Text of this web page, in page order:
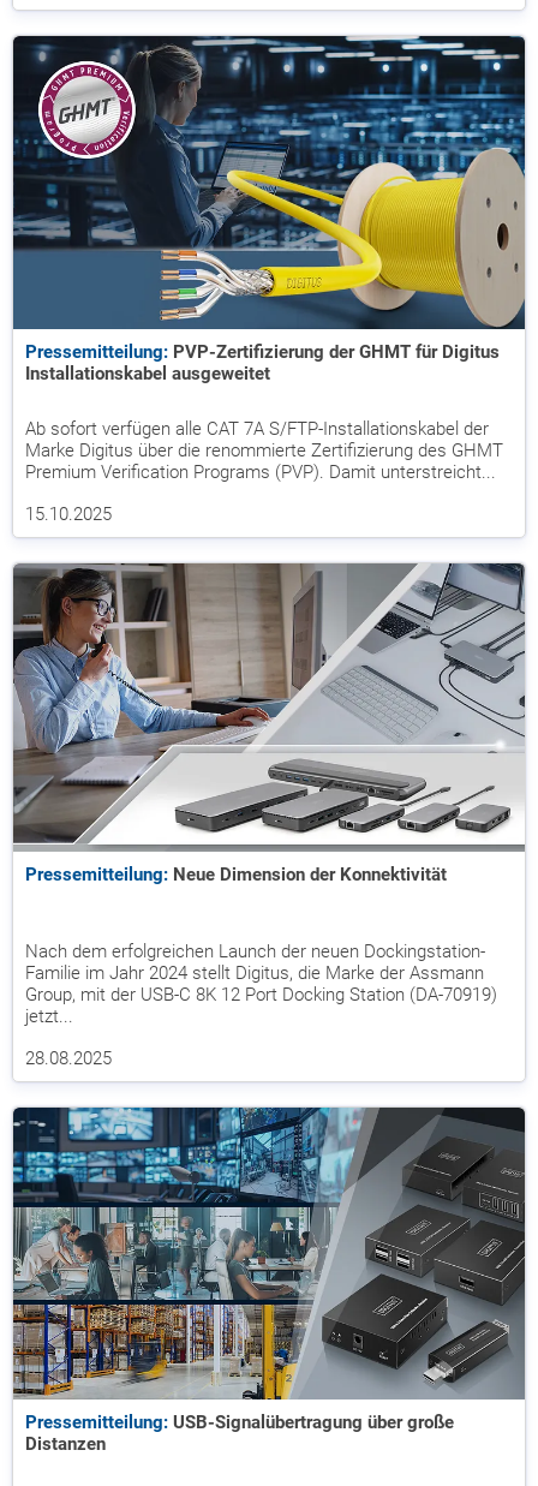
Pressemitteilung: PVP-Zertifizierung der GHMT für Digitus
Installationskabel ausgeweitet
Ab sofort verfügen alle CAT 7A S/FTP-Installationskabel der
Marke Digitus über die renommierte Zertifizierung des GHMT
Premium Verification Programs (PVP). Damit unterstreicht...
15.10.2025
Pressemitteilung: Neue Dimension der Konnektivität
Nach dem erfolgreichen Launch der neuen Dockingstation-
Familie im Jahr 2024 stellt Digitus, die Marke der Assmann
Group, mit der USB-C 8K 12 Port Docking Station (DA-70919)
jetzt...
28.08.2025
Pressemitteilung: USB-Signalübertragung über große
Distanzen